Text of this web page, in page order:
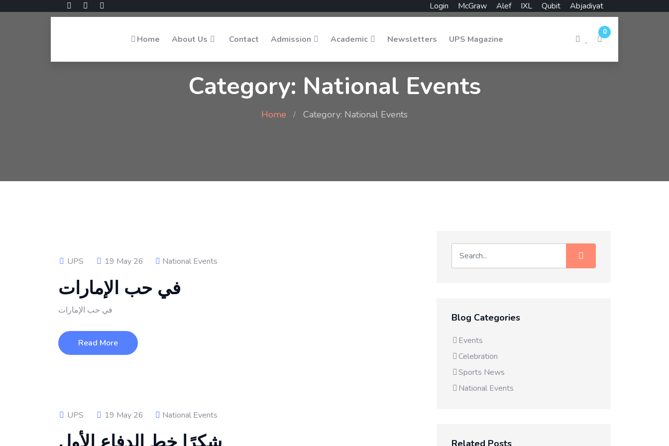
Login McGraw Alef IXL Qubit Abjadiyat
Home About Us Contact Admission Academic Newsletters UPS Magazine
0
Category: National Events
Home Category: National Events
UPS 19 May 26 National Events
في حب الإمارات
في حب الإمارات
Read More
UPS 19 May 26 National Events
Blog Categories
Events
Celebration
Sports News
National Events
Related Posts